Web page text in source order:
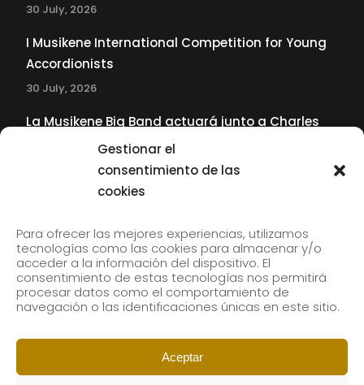
Gestionar el
consentimiento de las
cookies
Para ofrecer las mejores experiencias, utilizamos
tecnologías como las cookies para almacenar y/o
acceder a la información del dispositivo. El
consentimiento de estas tecnologías nos permitirá
procesar datos como el comportamiento de
navegación o las identificaciones únicas en este sitio.
Aceptar
30 July, 2026
I Musikene International Competition for Young
Accordionists
30 July, 2026
La Musikene Big Band actuará junto a Charles
Tolliver en el 61 Jazzaldia
Subscribe to our newsletter to receive our news by
email.